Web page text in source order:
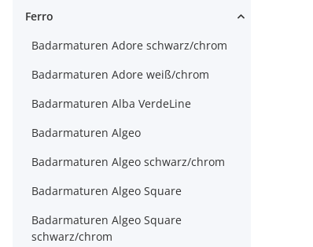
Ferro
Badarmaturen Adore schwarz/chrom
Badarmaturen Adore weiß/chrom
Badarmaturen Alba VerdeLine
Badarmaturen Algeo
Badarmaturen Algeo schwarz/chrom
Badarmaturen Algeo Square
Badarmaturen Algeo Square
schwarz/chrom